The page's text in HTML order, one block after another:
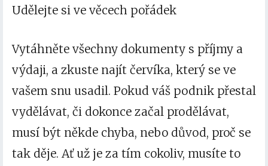
Udělejte si ve věcech pořádek
Vytáhněte všechny dokumenty s příjmy a
výdaji, a zkuste najít červíka, který se ve
vašem snu usadil. Pokud váš podnik přestal
vydělávat, či dokonce začal prodělávat,
musí být někde chyba, nebo důvod, proč se
tak děje. Ať už je za tím cokoliv, musíte to